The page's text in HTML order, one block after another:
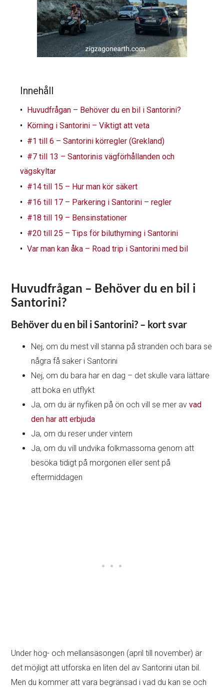
Innehåll
Huvudfrågan – Behöver du en bil i Santorini?
Körning i Santorini – Viktigt att veta
#1 till 6 – Santorini körregler (Grekland)
#7 till 13 – Santorinis vägförhållanden och
vägskyltar
#14 till 15 – Hur man kör säkert
#16 till 17 – Parkering i Santorini – regler
#18 till 19 – Bensinstationer
#20 till 25 – Tips för biluthyrning i Santorini
Var man kan åka – Road trip i Santorini med bil
Huvudfrågan – Behöver du en bil i
Santorini?
Behöver du en bil i Santorini? – kort svar
Nej, om du mest vill stanna på stranden och bara se
några få saker i Santorini
Nej, om du bara har en dag – det skulle vara lättare
att boka en utflykt
Ja, om du är nyfiken på ön och vill se mer avvad
den har att erbjuda
Ja, om du reser under vintern
Ja, om du vill undvika folkmassorna genom att
besöka tidigt på morgonen eller sent på
eftermiddagen
Under hög- och mellansäsongen (april till november) är
det möjligt att utforska en liten del av Santorini utan bil.
Men du kommer att vara begränsad i vad du kan se och